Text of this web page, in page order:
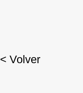
< Volver